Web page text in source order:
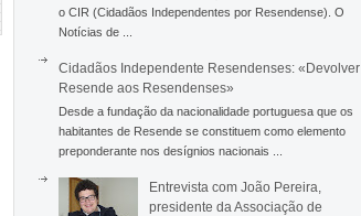
o CIR (Cidadãos Independentes por Resendense). O
Notícias de ...
Cidadãos Independente Resendenses: «Devolver
Resende aos Resendenses»
Desde a fundação da nacionalidade portuguesa que os
habitantes de Resende se constituem como elemento
preponderante nos desígnios nacionais ...
Entrevista com João Pereira,
presidente da Associação de